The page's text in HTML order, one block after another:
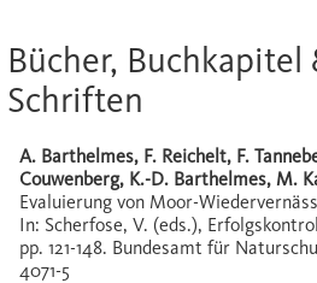
Bücher, Buchkapitel
Schriften
A. Barthelmes, F. Reichelt, F.
Couwenberg, K.-D. Barthelmes, M.
Evaluierung von Moor-
In: Scherfose, V. (eds.),
pp. 121-148. Bundesamt für
4071-5